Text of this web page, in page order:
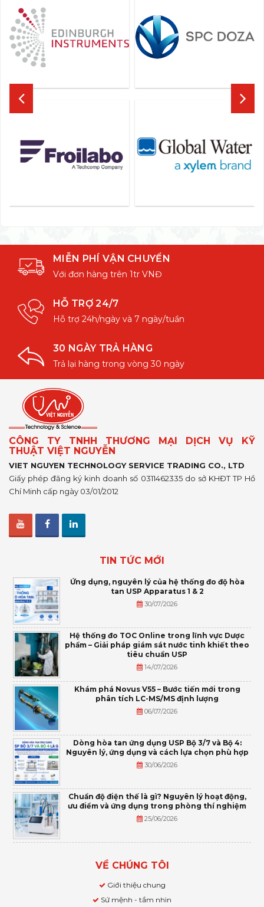
MIỄN PHÍ VẬN CHUYỂN
Với đơn hàng trên 1tr VNĐ
HỖ TRỢ 24/7
Hỗ trợ 24h/ngày và 7 ngày/tuần
30 NGÀY TRẢ HÀNG
Trả lại hàng trong vòng 30 ngày
CÔNG TY TNHH THƯƠNG MẠI DỊCH VỤ KỸ
THUẬT VIỆT NGUYỄN
VIET NGUYEN TECHNOLOGY SERVICE TRADING CO., LTD
Giấy phép đăng ký kinh doanh số 0311462335 do sở KHĐT TP Hồ
Chí Minh cấp ngày 03/01/2012
TIN TỨC MỚI
Ứng dụng, nguyên lý của hệ thống đo độ hòa
tan USP Apparatus 1 & 2
30/07/2026
Hệ thống đo TOC Online trong lĩnh vực Dược
phẩm – Giải pháp giám sát nước tinh khiết theo
tiêu chuẩn USP
14/07/2026
Khám phá Novus V55 – Bước tiến mới trong
phân tích LC-MS/MS định lượng
06/07/2026
Dòng hòa tan ứng dụng USP Bộ 3/7 và Bộ 4:
Nguyên lý, ứng dụng và cách lựa chọn phù hợp
30/06/2026
Chuẩn độ điện thế là gì? Nguyên lý hoạt động,
ưu điểm và ứng dụng trong phòng thí nghiệm
25/06/2026
VỀ CHÚNG TÔI
Giới thiệu chung
Sứ mệnh - tầm nhìn